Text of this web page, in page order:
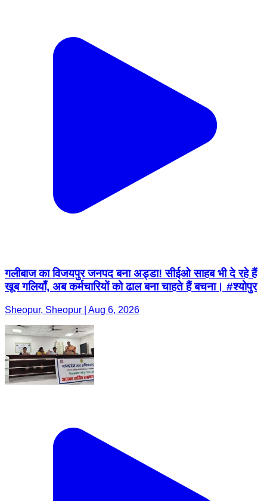
गलीबाज का विजयपुर जनपद बना अड्डा! सीईओ साहब भी दे रहे हैं
खूब गलियाँ, अब कर्मचारियों को ढाल बना चाहते हैं बचना। #श्योपुर
Sheopur, Sheopur | Aug 6, 2026